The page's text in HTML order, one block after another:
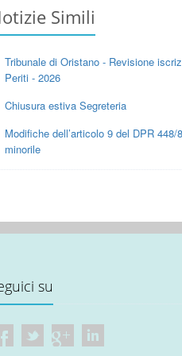
Simili
Tribunale di Oristano - Revisione
Periti - 2026
Chiusura estiva Segreteria
Modifiche dell’articolo 9 del DPR 448/
minorile
su